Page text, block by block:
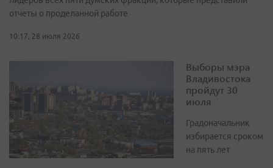
отчеты о проделанной работе
10:17, 28 июля 2026
Выборы мэра
Владивостока
пройдут 30
июля
Градоначальник
избирается сроком
на пять лет